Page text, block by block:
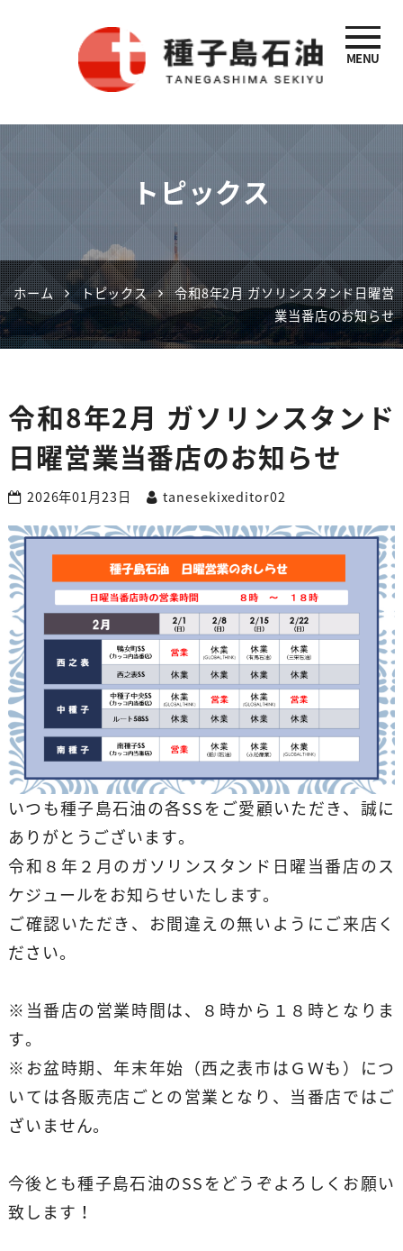
種子島石油
MENU
トピックス
ホーム トピックス
令和8年2月 ガソリンスタンド日曜営
業当番店のお知らせ
令和8年2月 ガソリンスタンド
日曜営業当番店のお知らせ
2026年01月23日 tanesekixeditor02
いつも種子島石油の各SSをご愛顧いただき、誠に
ありがとうございます。
令和８年２月のガソリンスタンド日曜当番店のス
ケジュールをお知らせいたします。
ご確認いただき、お間違えの無いようにご来店く
ださい。
※当番店の営業時間は、８時から１８時となりま
す。
※お盆時期、年末年始（西之表市はＧＷも）につ
いては各販売店ごとの営業となり、当番店ではご
ざいません。
今後とも種子島石油のSSをどうぞよろしくお願い
致します！